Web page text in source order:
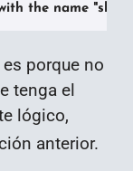
the name
es porque no
tenga el
lógico,
anterior.